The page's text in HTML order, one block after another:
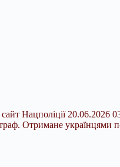
Нацполіції 20.06.2026
Отримане українцями